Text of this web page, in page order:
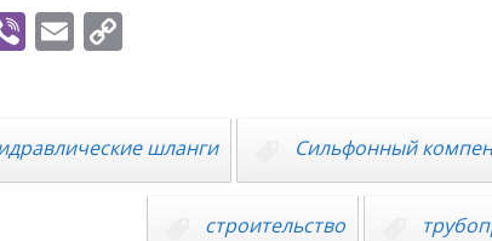
Vi E
l y
Li
шланги Сильфонный
строительство